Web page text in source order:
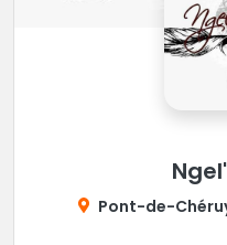
Pont-de-